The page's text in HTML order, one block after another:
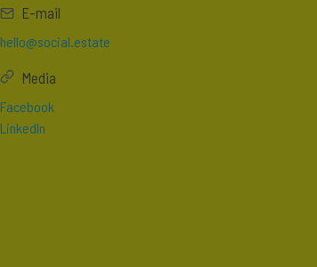
E-mail
hello@social.estate
Media
Facebook
LinkedIn